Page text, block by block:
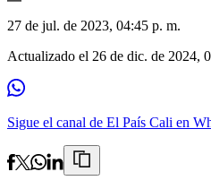
27 de jul. de 2023, 04:45 p. m.
Actualizado el 26 de dic. de 2024,
Sigue el canal de El País Cali en